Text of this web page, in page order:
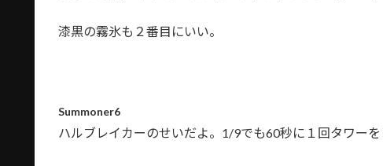
漆黒の霧氷も２番目にいい。
Summoner6
ハルブレイカーのせいだよ。1/9でも60秒に１回タワー